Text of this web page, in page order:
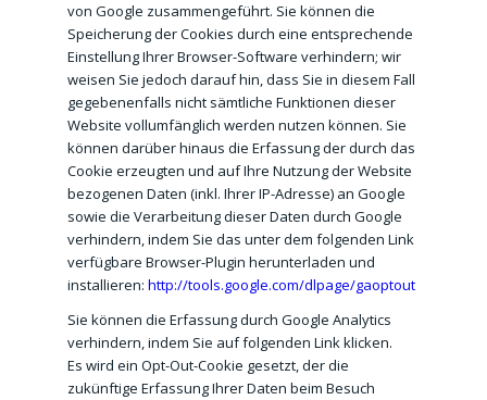
von Google zusammengeführt. Sie können die
Speicherung der Cookies durch eine entsprechende
Einstellung Ihrer Browser-Software verhindern; wir
weisen Sie jedoch darauf hin, dass Sie in diesem Fall
gegebenenfalls nicht sämtliche Funktionen dieser
Website vollumfänglich werden nutzen können. Sie
können darüber hinaus die Erfassung der durch das
Cookie erzeugten und auf Ihre Nutzung der Website
bezogenen Daten (inkl. Ihrer IP-Adresse) an Google
sowie die Verarbeitung dieser Daten durch Google
verhindern, indem Sie das unter dem folgenden Link
verfügbare Browser-Plugin herunterladen und
installieren:http://tools.google.com/dlpage/gaoptout
Sie können die Erfassung durch Google Analytics
verhindern, indem Sie auf folgendenLinkklicken.
Es wird ein Opt-Out-Cookie gesetzt, der die
zukünftige Erfassung Ihrer Daten beim Besuch